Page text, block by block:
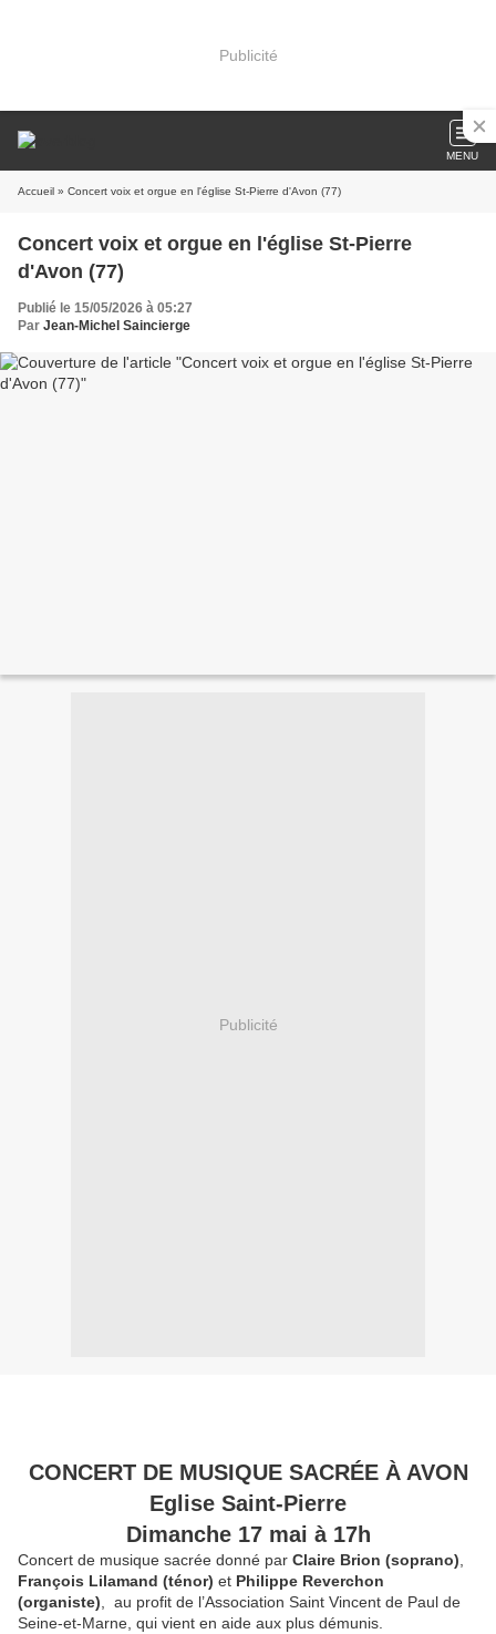
Publicité
MENU
Accueil » Concert voix et orgue en l'église St-Pierre d'Avon (77)
Concert voix et orgue en l'église St-Pierre
d'Avon (77)
Publié le 15/05/2026 à 05:27
Par Jean-Michel Saincierge
Publicité
CONCERT DE MUSIQUE SACRÉE À AVON
Eglise Saint-Pierre
Dimanche 17 mai à 17h
Concert de musique sacrée donné par Claire Brion (soprano)
François Lilamand (ténor) et Philippe Reverchon
(organiste) , au profit de l’Association Saint Vincent de Paul de
Seine-et-Marne, qui vient en aide aux plus démunis.